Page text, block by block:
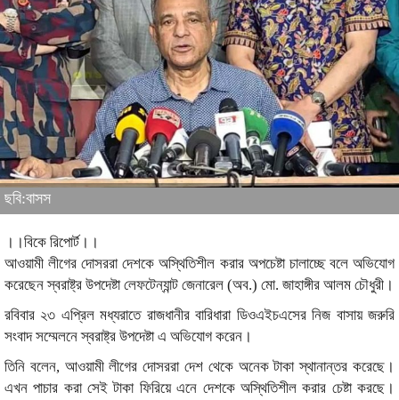
ছবি:বাসস
।।বিকে রিপোর্ট।।
আওয়ামী লীগের দোসররা দেশকে অস্থিতিশীল করার অপচেষ্টা চালাচ্ছে বলে অভিযোগ
করেছেন স্বরাষ্ট্র উপদেষ্টা লেফটেন্যান্ট জেনারেল (অব.) মো. জাহাঙ্গীর আলম চৌধুরী।
রবিবার ২৩ এপ্রিল মধ্যরাতে রাজধানীর বারিধারা ডিওএইচএসের নিজ বাসায় জরুরি
সংবাদ সম্মেলনে স্বরাষ্ট্র উপদেষ্টা এ অভিযোগ করেন।
তিনি বলেন, আওয়ামী লীগের দোসররা দেশ থেকে অনেক টাকা স্থানান্তর করেছে।
এখন পাচার করা সেই টাকা ফিরিয়ে এনে দেশকে অস্থিতিশীল করার চেষ্টা করছে।